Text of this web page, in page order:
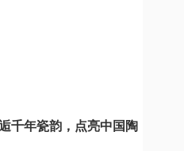
千年瓷韵，点亮中国陶